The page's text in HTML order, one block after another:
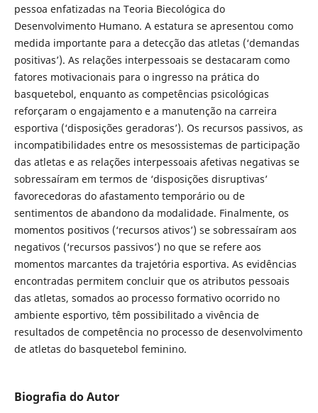
pessoa enfatizadas na Teoria Biecológica do
Desenvolvimento Humano. A estatura se apresentou como
medida importante para a detecção das atletas (‘demandas
positivas’). As relações interpessoais se destacaram como
fatores motivacionais para o ingresso na prática do
basquetebol, enquanto as competências psicológicas
reforçaram o engajamento e a manutenção na carreira
esportiva (‘disposições geradoras’). Os recursos passivos, as
incompatibilidades entre os mesossistemas de participação
das atletas e as relações interpessoais afetivas negativas se
sobressaíram em termos de ‘disposições disruptivas’
favorecedoras do afastamento temporário ou de
sentimentos de abandono da modalidade. Finalmente, os
momentos positivos (‘recursos ativos’) se sobressaíram aos
negativos (‘recursos passivos’) no que se refere aos
momentos marcantes da trajetória esportiva. As evidências
encontradas permitem concluir que os atributos pessoais
das atletas, somados ao processo formativo ocorrido no
ambiente esportivo, têm possibilitado a vivência de
resultados de competência no processo de desenvolvimento
de atletas do basquetebol feminino.
Biografia do Autor